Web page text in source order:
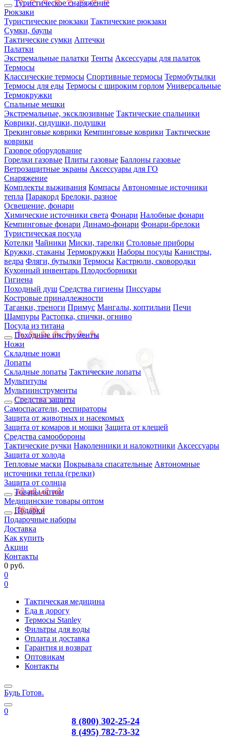
Туристическое снаряжение
Рюкзаки
Туристические рюкзаки Тактические рюкзаки
Сумки, баулы
Тактические сумки Аптечки
Палатки
Экстремальные палатки Тенты Аксессуары для палаток
Термосы
Классические термосы Спортивные термосы Термобутылки
Термосы для еды Термосы с широким горлом Универсальные
Термокружки
Спальные мешки
Экстремальные, эксклюзивные Тактические спальники
Коврики, сидушки, подушки
Трекинговые коврики Кемпинговые коврики Тактические
коврики
Газовое оборудование
Горелки газовые Плиты газовые Баллоны газовые
Ветрозащитные экраны Аксессуары для ГО
Снаряжение
Комплекты выживания Компасы Автономные источники
тепла Паракорд Брелоки, разное
Освещение, фонари
Химические источники света Фонари Налобные фонари
Кемпинговые фонари Динамо-фонари Фонари-брелоки
Туристическая посуда
Котелки Чайники Миски, тарелки Столовые приборы
Кружки, стаканы Термокружки Наборы посуды Канистры,
ведра Фляги, бутылки Термосы Кастрюли, сковородки
Кухонный инвентарь Плодосборники
Гигиена
Походный душ Средства гигиены Писсуары
Костровые принадлежности
Таганки, треноги Примус Мангалы, коптильни Печи
Шампуры Растопка, спички, огниво
Посуда из титана
Походные инструменты
Ножи
Складные ножи
Лопаты
Складные лопаты Тактические лопаты
Мультитулы
Мультиинструменты
Средства защиты
Самоспасатели, респираторы
Защита от животных и насекомых
Защита от комаров и мошки Защита от клещей
Средства самообороны
Тактические ручки Наколенники и налокотники Аксессуары
Защита от холода
Тепловые маски Покрывала спасательные Автономные
источники тепла (грелки)
Защита от солнца
Товары оптом
Медицинские товары оптом
Подарки
Подарочные наборы
Доставка
Как купить
Акции
Контакты
0 руб.
0
0
Тактическая медицина
Еда в дорогу
Термосы Stanley
Фильтры для воды
Оплата и доставка
Гарантия и возврат
Оптовикам
Контакты
Будь Готов.
0
8 (800) 302-25-24
8 (495) 782-73-32